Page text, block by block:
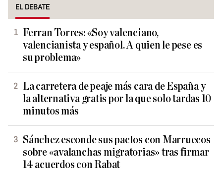
EL DEBATE
Ferran Torres: «Soy valenciano,
valencianista y español. A quien le pese es
su problema»
La carretera de peaje más cara de España y
la alternativa gratis por la que solo tardas 10
minutos más
Sánchez esconde sus pactos con Marruecos
sobre «avalanchas migratorias» tras firmar
14 acuerdos con Rabat